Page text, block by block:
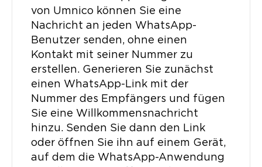
von Umnico können Sie eine
Nachricht an jeden WhatsApp-
Benutzer senden, ohne einen
Kontakt mit seiner Nummer zu
erstellen. Generieren Sie zunächst
einen WhatsApp-Link mit der
Nummer des Empfängers und fügen
Sie eine Willkommensnachricht
hinzu. Senden Sie dann den Link
oder öffnen Sie ihn auf einem Gerät,
auf dem die WhatsApp-Anwendung